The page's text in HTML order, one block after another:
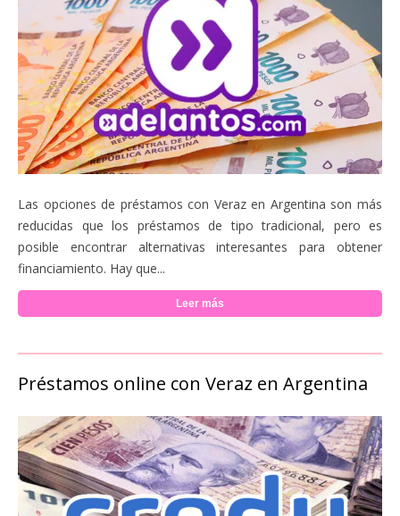
Las opciones de préstamos con Veraz en Argentina son más
reducidas que los préstamos de tipo tradicional, pero es
posible encontrar alternativas interesantes para obtener
financiamiento. Hay que...
Leer más
Préstamos online con Veraz en Argentina